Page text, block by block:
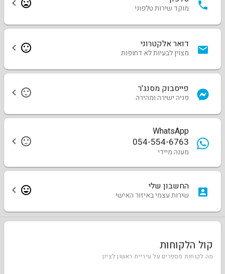
מוקד שירות טלפוני
דואר אלקטרוני
מצוין לבעיות לא דחופות
פייסבוק מסנג'ר
פניה ישירה ומהירה
WhatsApp
054-554-6763
מענה מיידי
החשבון שלי
שירות עצמי באיזור האישי
קול הלקוחות
מה לקוחות מספרים על עיריית ראשון לציון